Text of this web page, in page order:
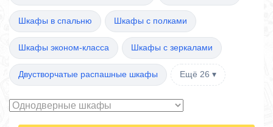
Шкафы в спальню Шкафы с полками
Шкафы эконом-класса Шкафы с зеркалами
Двустворчатые распашные шкафы Ещё 26 ▾